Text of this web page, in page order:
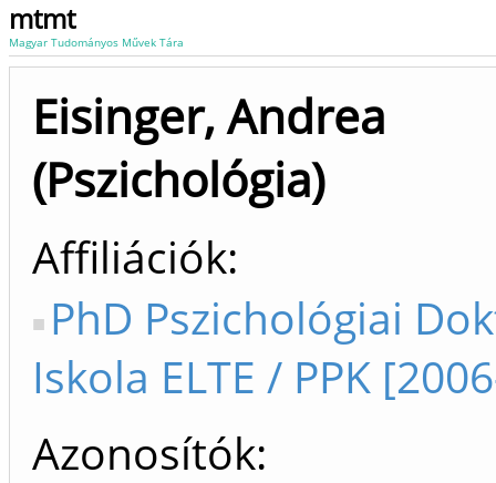
mtmt
Magyar Tudományos Művek Tára
Eisinger, Andrea
(Pszichológia)
Affiliációk
PhD Pszichológiai
Iskola ELTE / PPK
Azonosítók